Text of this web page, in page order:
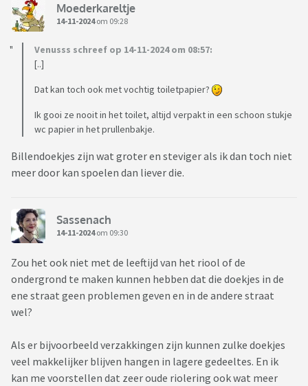
Moederkareltje
14-11-2024om 09:28
Venusss schreef op 14-11-2024 om 08:57:
[..]
Dat kan toch ook met vochtig toiletpapier?
Ik gooi ze nooit in het toilet, altijd verpakt in een schoon stukje
wc papier in het prullenbakje.
Billendoekjes zijn wat groter en steviger als ik dan toch niet
meer door kan spoelen dan liever die.
Sassenach
14-11-2024om 09:30
Zou het ook niet met de leeftijd van het riool of de
ondergrond te maken kunnen hebben dat die doekjes in de
ene straat geen problemen geven en in de andere straat
wel?
Als er bijvoorbeeld verzakkingen zijn kunnen zulke doekjes
veel makkelijker blijven hangen in lagere gedeeltes. En ik
kan me voorstellen dat zeer oude riolering ook wat meer